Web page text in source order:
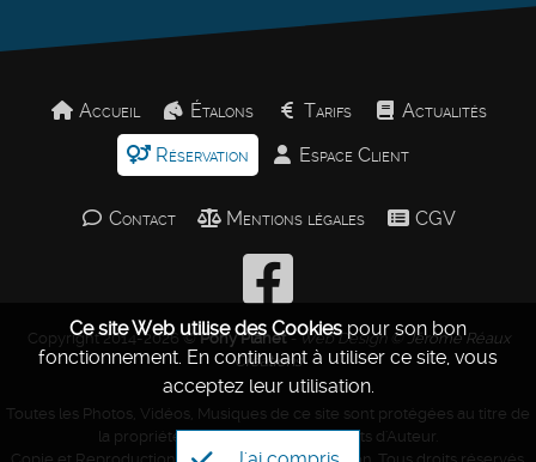
Accueil Étalons Tarifs
Actualités
Réservation
Espace Client
Contact Mentions légales CGV
Copyright 2014-2026 ©Pony Planet - Web Design ©Jérôme Réaux
Créations
Toutes les Photos, Vidéos, Musiques de ce site sont protégées au titre de
la propriété intellectuelle et des Droits d'Auteur.
Ce site Web utilise des Cookiespour son bon
fonctionnement. En continuant à utiliser ce site, vous
acceptez leur utilisation.